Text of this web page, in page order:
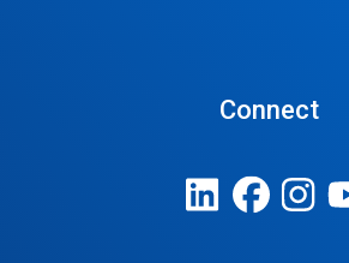
Connect